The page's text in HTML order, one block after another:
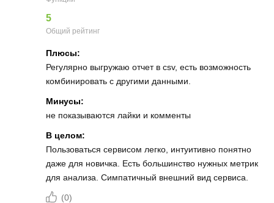
5
Общий рейтинг
Плюсы:
Регулярно выгружаю отчет в csv, есть возможность
комбинировать с другими данными.
Минусы:
не показываются лайки и комменты
В целом:
Пользоваться сервисом легко, интуитивно понятно
даже для новичка. Есть большинство нужных метрик
для анализа. Симпатичный внешний вид сервиса.
(0)